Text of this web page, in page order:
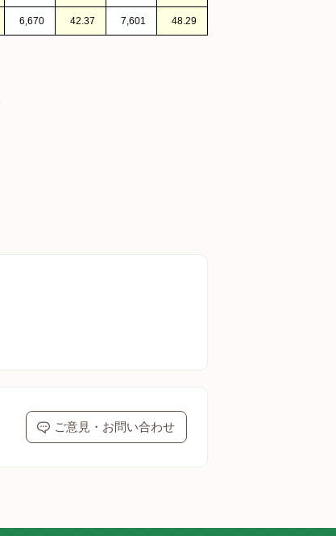
6,670 42.37 7,601 48.29
ご意見・お問い合わせ